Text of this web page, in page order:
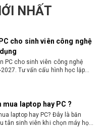
NHẤT
hình máy tính học AutoCAD
mượt, tối ưu chi phí giúp
cho sinh viên công nghệ
PC cho sinh viên công nghệ
Tư vấn cấu hình học lập
mua laptop hay PC ?
laptop hay PC? Đây là băn
tân sinh viên khi chọn máy học